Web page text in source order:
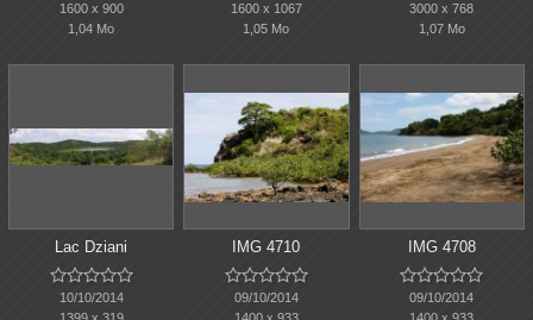
1600 x 900
1,04 Mo
1600 x 1067
1,05 Mo
3000 x 768
1,07 Mo
Lac Dziani

10/10/2014
IMG 4710

09/10/2014
IMG 4708

09/10/2014